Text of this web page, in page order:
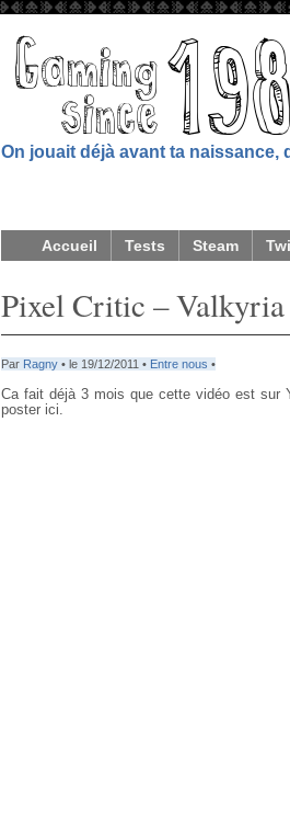
On jouait déjà avant ta naissance,
Accueil Tests Steam
Pixel Critic –
Par Ragny • le 19/12/2011 • Entre nous •
Ca fait déjà 3 mois que cette vidéo est sur
poster ici.